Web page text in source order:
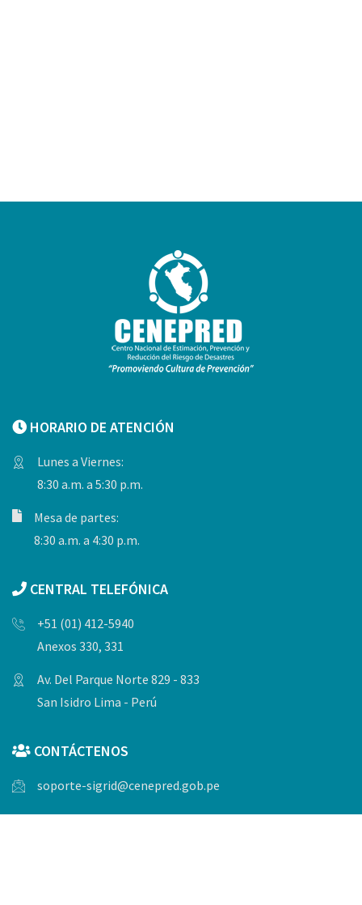
HORARIO DE ATENCIÓN
Lunes a Viernes:
8:30 a.m. a 5:30 p.m.
Mesa de partes:
8:30 a.m. a 4:30 p.m.
CENTRAL TELEFÓNICA
+51 (01) 412-5940
Anexos 330, 331
Av. Del Parque Norte 829 - 833
San Isidro Lima - Perú
CONTÁCTENOS
soporte-sigrid@cenepred.gob.pe